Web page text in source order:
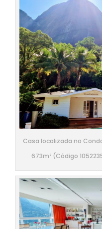
Casa localizada no
673m² (Código